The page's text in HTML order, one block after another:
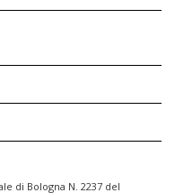
di Bologna N. 2237 del